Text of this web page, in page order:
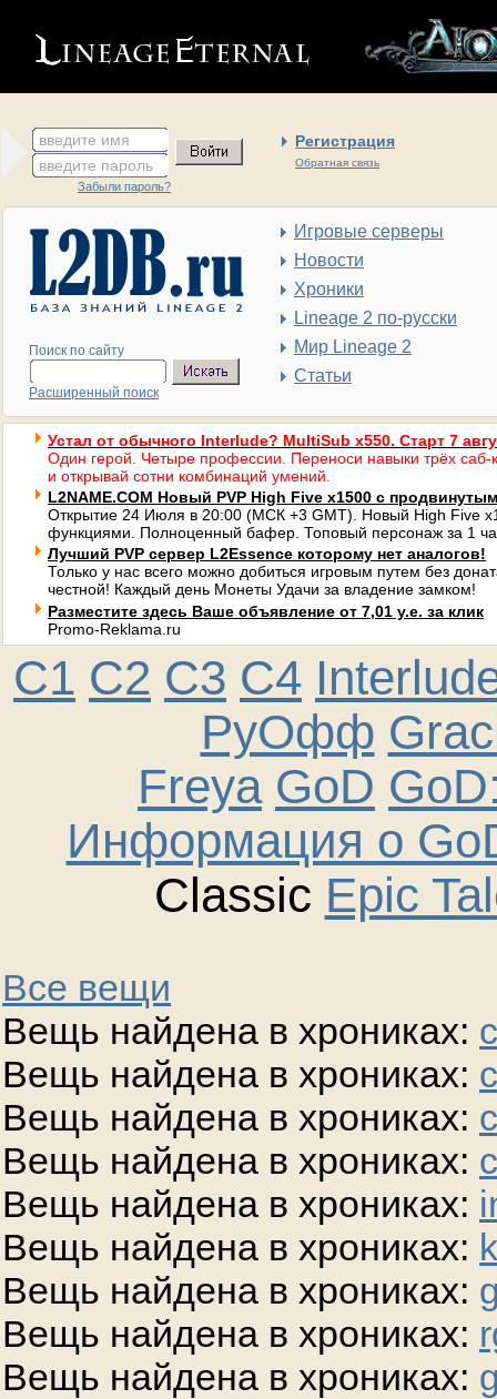
введите имя Регистрация
Обратная связь
введите пароль
Забыли пароль?
Поиск по сайту
Расширенный поиск
Игровые серверы
Новости
Хроники
Lineage 2 по-русски
Мир Lineage 2
Статьи
Устал от обычного Interlude? MultiSub x550. Старт 7
Один герой. Четыре профессии. Переноси навыки трёх саб-
и открывай сотни комбинаций умений.
L2NAME.COM Новый PVP High Five x1500 с
Открытие 24 Июля в 20:00 (МСК +3 GMT). Новый High Five
функциями. Полноценный бафер. Топовый персонаж за 1
Лучший PVP сервер L2Essence которому нет аналогов!
Только у нас всего можно добиться игровым путем без
честной! Каждый день Монеты Удачи за владение замком!
Разместите здесь Ваше объявление от 7,01 у.е. за клик
Promo-Reklama.ru
C1 C2 C3 C4
РуОфф
Freya GoD
Информация о
Classic Epic
Все вещи
Вещь найдена в хрониках:
Вещь найдена в хрониках:
Вещь найдена в хрониках:
Вещь найдена в хрониках:
Вещь найдена в хрониках:
Вещь найдена в хрониках:
Вещь найдена в хрониках:
Вещь найдена в хрониках:
Вещь найдена в хрониках: